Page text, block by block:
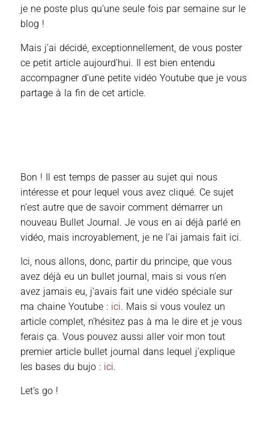
je ne poste plus qu’une seule fois par semaine sur le
blog !
Mais j’ai décidé, exceptionnellement, de vous poster
ce petit article aujourd’hui. Il est bien entendu
accompagner d’une petite vidéo Youtube que je vous
partage à la fin de cet article.
Bon ! Il est temps de passer au sujet qui nous
intéresse et pour lequel vous avez cliqué. Ce sujet
n’est autre que de savoir comment démarrer un
nouveau Bullet Journal. Je vous en ai déjà parlé en
vidéo, mais incroyablement, je ne l’ai jamais fait ici.
Ici, nous allons, donc, partir du principe, que vous
avez déjà eu un bullet journal, mais si vous n’en
avez jamais eu, j’avais fait une vidéo spéciale sur
ma chaine Youtube : ici. Mais si vous voulez un
article complet, n’hésitez pas à ma le dire et je vous
ferais ça. Vous pouvez aussi aller voir mon tout
premier article bullet journal dans lequel j’explique
les bases du bujo : ici.
Let’s go !